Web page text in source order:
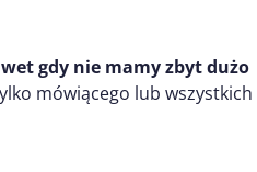
gdy nie mamy zbyt dużo
mówiącego lub wszystkich